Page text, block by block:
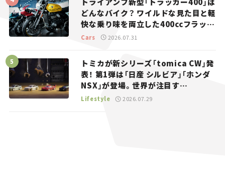
どんなバイク？ ワイルドな見た目と軽
快な乗り味を両立した400ccフラット
トラッカー【試乗レビュー】
Cars 2026.07.31
トミカが新シリーズ「tomica CW」発
表！ 第1弾は「日産 シルビア」「ホンダ
NSX」が登場。世界が注目す
る“JDM”に焦点【クルマとホビー】
Lifestyle 2026.07.29